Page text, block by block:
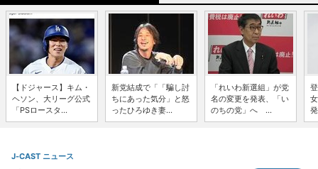
【ドジャース】キム・
ヘソン、大リーグ公式
「PSロースタ...
新党結成で「「騙し討
ちにあった気分」と怒
ったひろゆき妻...
「れいわ新選組」が党
名の変更を発表、「い
のちの党」へ ...
J-CAST ニュース